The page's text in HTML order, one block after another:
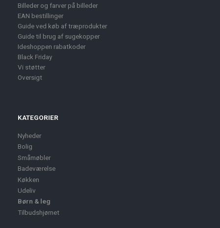
Billeder og farver på billeder
EAN bestillinger
Guide ved køb af træprodukter
Guide til brug af sugekopper
Ideshoppen rabatkoder
Black Friday
Vi støtter
Oversigt
KATEGORIER
Nyheder
Bolig
Småmøbler
Badeværelse
Køkken
Udeliv
Børn & leg
Tilbudshjørnet